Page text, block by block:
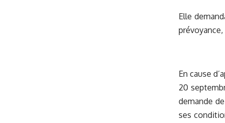
Elle
En cause
20
demande
ses